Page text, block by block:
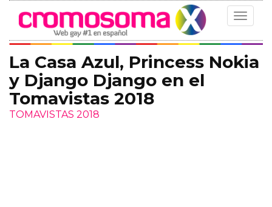
Toggle
La Casa Azul, Princess Nokia
y Django Django en el
Tomavistas 2018
TOMAVISTAS 2018